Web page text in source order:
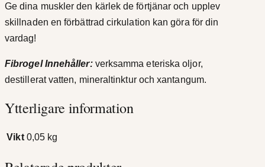
Ge dina muskler den kärlek de förtjänar och upplev
skillnaden en förbättrad cirkulation kan göra för din
vardag!
Fibrogel Innehåller:verksamma eteriska oljor,
destillerat vatten, mineraltinktur och xantangum.
Ytterligare information
Vikt 0,05 kg